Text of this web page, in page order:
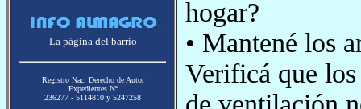
La página del barrio
Registro Nac. Derecho de Autor
Expedientes Nª
236277 - 5114810 y 5247258
hogar?
• Mantené los
Verificá que